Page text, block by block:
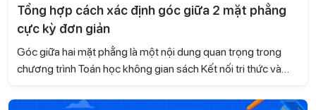
Tổng hợp cách xác định góc giữa 2 mặt phẳng
cực kỳ đơn giản
Góc giữa hai mặt phẳng là một nội dung quan trọng trong
chương trình Toán học không gian sách Kết nối tri thức và
Tuy nhiên, nhiều học sinh vẫn chưa nắm được phương pháp